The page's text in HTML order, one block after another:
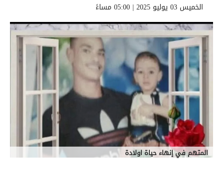
الخميس 03 يوليو 2025 | 05:00 مساءً
المتهم في إنهاء حياة اولادة